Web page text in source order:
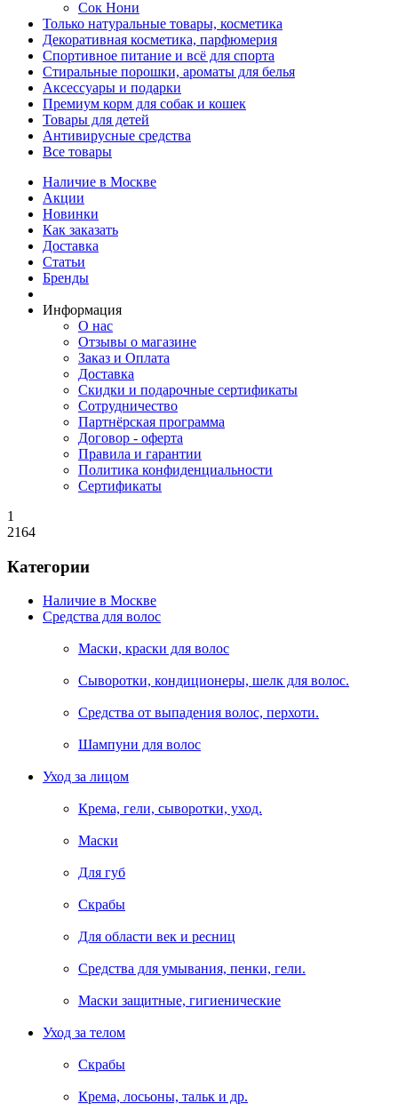
Сок Нони
Только натуральные товары, косметика
Декоративная косметика, парфюмерия
Спортивное питание и всё для спорта
Стиральные порошки, ароматы для белья
Аксессуары и подарки
Премиум корм для собак и кошек
Товары для детей
Антивирусные средства
Все товары
Наличие в Москве
Акции
Новинки
Как заказать
Доставка
Статьи
Бренды
Информация
О нас
Отзывы о магазине
Заказ и Оплата
Доставка
Скидки и подарочные сертификаты
Сотрудничество
Партнёрская программа
Договор - оферта
Правила и гарантии
Политика конфиденциальности
Сертификаты
1
2164
Категории
Наличие в Москве
Средства для волос
Маски, краски для волос
Сыворотки, кондиционеры, шелк для волос.
Средства от выпадения волос, перхоти.
Шампуни для волос
Уход за лицом
Крема, гели, сыворотки, уход.
Маски
Для губ
Скрабы
Для области век и ресниц
Средства для умывания, пенки, гели.
Маски защитные, гигиенические
Уход за телом
Скрабы
Крема, лосьоны, тальк и др.